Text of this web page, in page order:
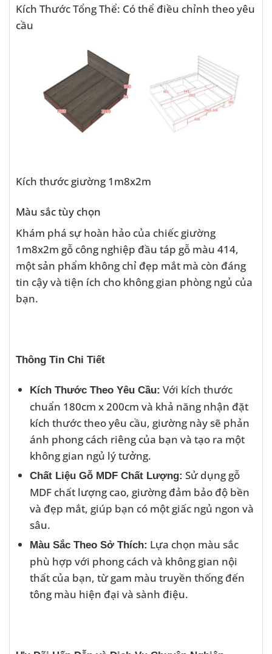
Kích Thước Tổng Thể: Có thể điều chỉnh theo yêu
cầu
Kích thước giường 1m8x2m
Màu sắc tùy chọn
Khám phá sự hoàn hảo của chiếc giường
1m8x2m gỗ công nghiệp đầu táp gỗ màu 414,
một sản phẩm không chỉ đẹp mắt mà còn đáng
tin cậy và tiện ích cho không gian phòng ngủ của
bạn.
Thông Tin Chi Tiết
Kích Thước Theo Yêu Cầu: Với kích thước
chuẩn 180cm x 200cm và khả năng nhận đặt
kích thước theo yêu cầu, giường này sẽ phản
ánh phong cách riêng của bạn và tạo ra một
không gian ngủ lý tưởng.
Chất Liệu Gỗ MDF Chất Lượng: Sử dụng gỗ
MDF chất lượng cao, giường đảm bảo độ bền
và đẹp mắt, giúp bạn có một giấc ngủ ngon và
sâu.
Màu Sắc Theo Sở Thích: Lựa chọn màu sắc
phù hợp với phong cách và không gian nội
thất của bạn, từ gam màu truyền thống đến
tông màu hiện đại và sành điệu.